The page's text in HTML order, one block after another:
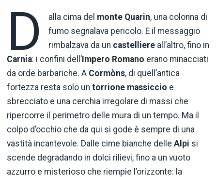
D alla cima del monte Quarin, una colonna di
fumo segnalava pericolo. E il messaggio
rimbalzava da un castelliere all’altro, fino in
Carnia: i confini dell’Impero Romano erano minacciati
da orde barbariche. A Cormòns, di quell’antica
fortezza resta solo un torrione massiccio e
sbrecciato e una cerchia irregolare di massi che
ripercorre il perimetro delle mura di un tempo. Ma il
colpo d’occhio che da qui si gode è sempre di una
vastità incantevole. Dalle cime bianche delle Alpi si
scende degradando in dolci rilievi, fino a un vuoto
azzurro e misterioso che riempie l’orizzonte: la